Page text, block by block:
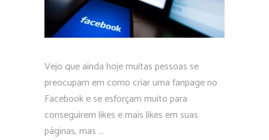
Vejo que ainda hoje muitas pessoas se
preocupam em como criar uma fanpage no
Facebook e se esforçam muito para
conseguirem likes e mais likes em suas
páginas, mas